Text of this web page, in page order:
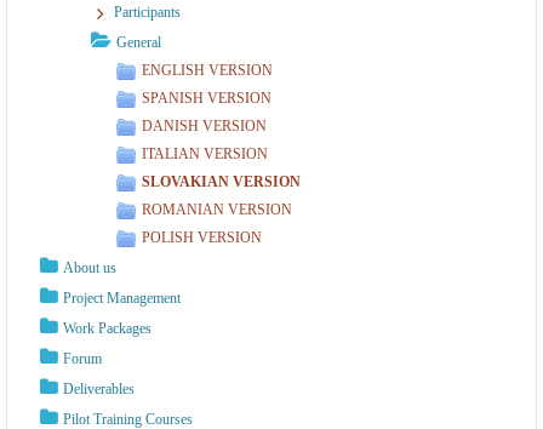
Participants
General
ENGLISH VERSION
SPANISH VERSION
DANISH VERSION
ITALIAN VERSION
SLOVAKIAN VERSION
ROMANIAN VERSION
POLISH VERSION
About us
Project Management
Work Packages
Forum
Deliverables
Pilot Training Courses